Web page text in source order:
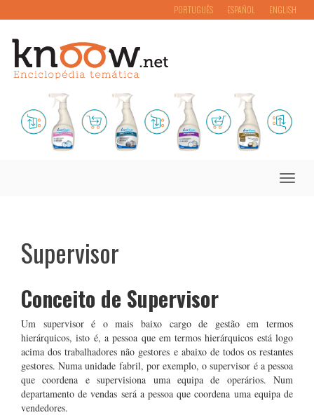
PORTUGUÊS ESPAÑOL ENGLISH
Toggle
Supervisor
Conceito de Supervisor
Um supervisor é o mais baixo cargo de gestão em termos
hierárquicos, isto é, a pessoa que em termos hierárquicos está logo
acima dos trabalhadores não gestores e abaixo de todos os restantes
gestores. Numa unidade fabril, por exemplo, o supervisor é a pessoa
que coordena e supervisiona uma equipa de operários. Num
departamento de vendas será a pessoa que coordena uma equipa de
vendedores.